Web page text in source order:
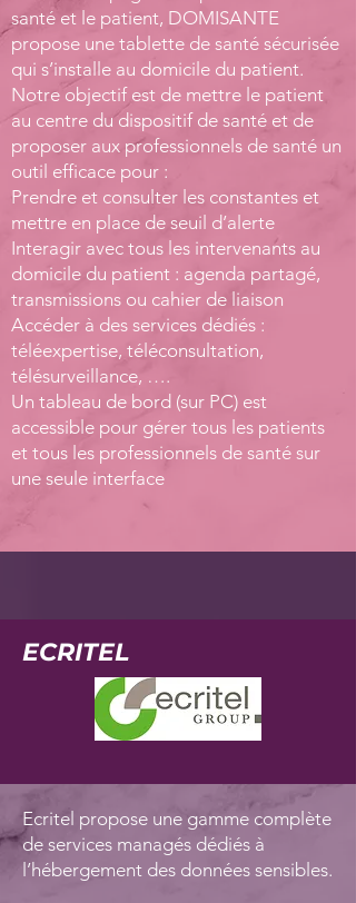
santé et le patient, DOMISANTE
propose une tablette de santé sécurisée
qui s’installe au domicile du patient.
Notre objectif est de mettre le patient
au centre du dispositif de santé et de
proposer aux professionnels de santé un
outil efficace pour :
Prendre et consulter les constantes et
mettre en place de seuil d’alerte
Interagir avec tous les intervenants au
domicile du patient : agenda partagé,
transmissions ou cahier de liaison
Accéder à des services dédiés :
téléexpertise, téléconsultation,
télésurveillance, ….
Un tableau de bord (sur PC) est
accessible pour gérer tous les patients
et tous les professionnels de santé sur
une seule interface
ECRITEL
Ecritel propose une gamme complète
de services managés dédiés à
l’hébergement des données sensibles.